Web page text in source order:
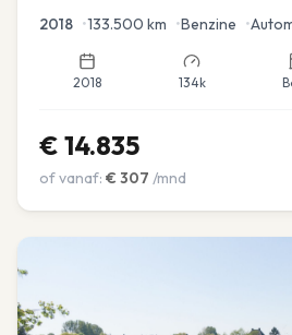
2018 •133.500 km •Benzine •
2018 134k
€ 14.835
of vanaf: € 307 /mnd